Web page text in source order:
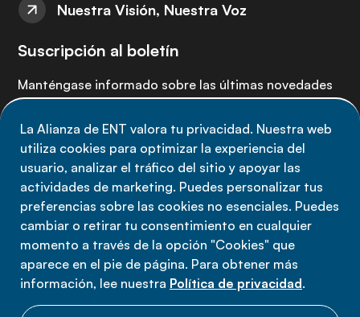
La Alianza de ENT valora tu privacidad. Nuestra web
utiliza cookies para optimizar la experiencia del
usuario, analizar el tráfico del sitio y apoyar las
actividades de marketing. Puedes personalizar tus
preferencias sobre las cookies no esenciales. Puedes
cambiar o retirar tu consentimiento en cualquier
momento a través de la opción "Cookies" que
aparece en el pie de página. Para obtener más
información, lee nuestra Política de privacidad.
Nuestra Visión, Nuestra Voz
Suscripción al boletín
Manténgase informado sobre las últimas novedades
Suscríbete ahora
Política de privacidad
Términos de uso